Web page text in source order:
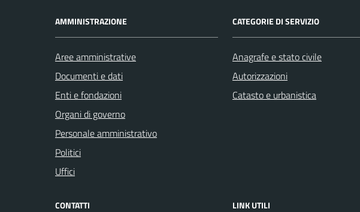
AMMINISTRAZIONE
Aree amministrative
Documenti e dati
Enti e fondazioni
Organi di governo
Personale amministrativo
Politici
Uffici
CATEGORIE DI SERVIZIO
Anagrafe e stato civile
Autorizzazioni
Catasto e urbanistica
CONTATTI LINK UTILI